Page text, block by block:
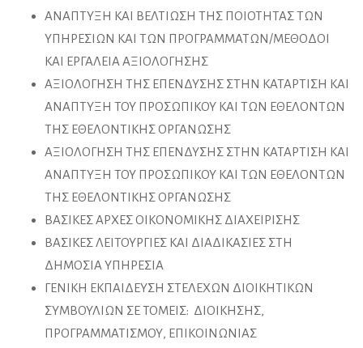
ΑΝΑΠΤΥΞΗ ΚΑΙ ΒΕΛΤΙΩΣΗ ΤΗΣ ΠΟΙΟΤΗΤΑΣ ΤΩΝ
ΥΠΗΡΕΣΙΩΝ ΚΑΙ ΤΩΝ ΠΡΟΓΡΑΜΜΑΤΩΝ/ΜΕΘΟΔΟΙ
ΚΑΙ ΕΡΓΑΛΕΙΑ ΑΞΙΟΛΟΓΗΣΗΣ
ΑΞΙΟΛΟΓΗΣΗ ΤΗΣ ΕΠΕΝΔΥΣΗΣ ΣΤΗΝ ΚΑΤΑΡΤΙΣΗ ΚΑΙ
ΑΝΑΠΤΥΞΗ ΤΟΥ ΠΡΟΣΩΠΙΚΟΥ ΚΑΙ ΤΩΝ ΕΘΕΛΟΝΤΩΝ
ΤΗΣ ΕΘΕΛΟΝΤΙΚΗΣ ΟΡΓΑΝΩΣΗΣ
ΑΞΙΟΛΟΓΗΣΗ ΤΗΣ ΕΠΕΝΔΥΣΗΣ ΣΤΗΝ ΚΑΤΑΡΤΙΣΗ ΚΑΙ
ΑΝΑΠΤΥΞΗ ΤΟΥ ΠΡΟΣΩΠΙΚΟΥ ΚΑΙ ΤΩΝ ΕΘΕΛΟΝΤΩΝ
ΤΗΣ ΕΘΕΛΟΝΤΙΚΗΣ ΟΡΓΑΝΩΣΗΣ
ΒΑΣΙΚΕΣ ΑΡΧΕΣ ΟΙΚΟΝΟΜΙΚΗΣ ΔΙΑΧΕΙΡΙΣΗΣ
ΒΑΣΙΚΕΣ ΛΕΙΤΟΥΡΓΙΕΣ ΚΑΙ ΔΙΑΔΙΚΑΣΙΕΣ ΣΤΗ
ΔΗΜΟΣΙΑ ΥΠΗΡΕΣΙΑ
ΓΕΝΙΚΗ ΕΚΠΑΙΔΕΥΣΗ ΣΤΕΛΕΧΩΝ ΔΙΟΙΚΗΤΙΚΩΝ
ΣΥΜΒΟΥΛΙΩΝ ΣΕ ΤΟΜΕΙΣ: ΔΙΟΙΚΗΣΗΣ,
ΠΡΟΓΡΑΜΜΑΤΙΣΜΟΥ, ΕΠΙΚΟΙΝΩΝΙΑΣ